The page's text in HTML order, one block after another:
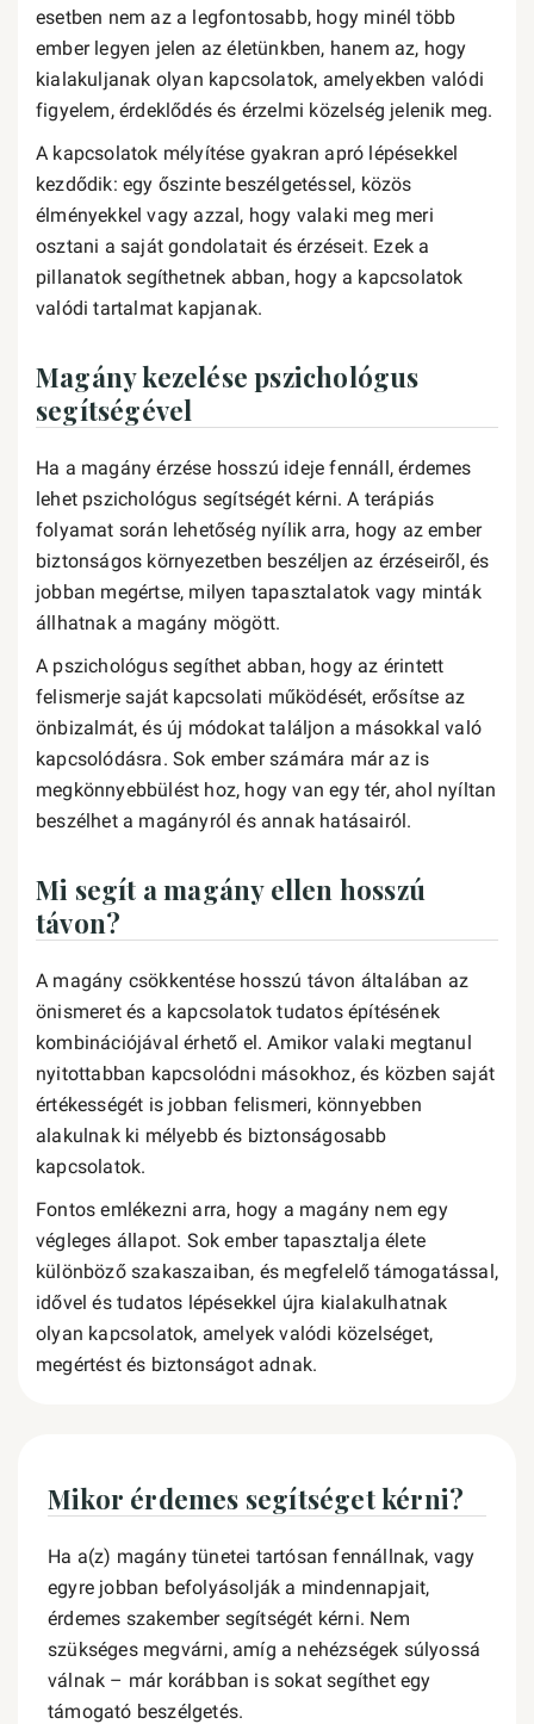
esetben nem az a legfontosabb, hogy minél több
ember legyen jelen az életünkben, hanem az, hogy
kialakuljanak olyan kapcsolatok, amelyekben valódi
figyelem, érdeklődés és érzelmi közelség jelenik meg.
A kapcsolatok mélyítése gyakran apró lépésekkel
kezdődik: egy őszinte beszélgetéssel, közös
élményekkel vagy azzal, hogy valaki meg meri
osztani a saját gondolatait és érzéseit. Ezek a
pillanatok segíthetnek abban, hogy a kapcsolatok
valódi tartalmat kapjanak.
Magány kezelése pszichológus
segítségével
Ha a magány érzése hosszú ideje fennáll, érdemes
lehet pszichológus segítségét kérni. A terápiás
folyamat során lehetőség nyílik arra, hogy az ember
biztonságos környezetben beszéljen az érzéseiről, és
jobban megértse, milyen tapasztalatok vagy minták
állhatnak a magány mögött.
A pszichológus segíthet abban, hogy az érintett
felismerje saját kapcsolati működését, erősítse az
önbizalmát, és új módokat találjon a másokkal való
kapcsolódásra. Sok ember számára már az is
megkönnyebbülést hoz, hogy van egy tér, ahol nyíltan
beszélhet a magányról és annak hatásairól.
Mi segít a magány ellen hosszú
távon?
A magány csökkentése hosszú távon általában az
önismeret és a kapcsolatok tudatos építésének
kombinációjával érhető el. Amikor valaki megtanul
nyitottabban kapcsolódni másokhoz, és közben saját
értékességét is jobban felismeri, könnyebben
alakulnak ki mélyebb és biztonságosabb
kapcsolatok.
Fontos emlékezni arra, hogy a magány nem egy
végleges állapot. Sok ember tapasztalja élete
különböző szakaszaiban, és megfelelő támogatással,
idővel és tudatos lépésekkel újra kialakulhatnak
olyan kapcsolatok, amelyek valódi közelséget,
megértést és biztonságot adnak.
Mikor érdemes segítséget kérni?
Ha a(z) magány tünetei tartósan fennállnak, vagy
egyre jobban befolyásolják a mindennapjait,
érdemes szakember segítségét kérni. Nem
szükséges megvárni, amíg a nehézségek súlyossá
válnak – már korábban is sokat segíthet egy
támogató beszélgetés.